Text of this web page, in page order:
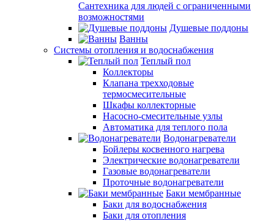
Сантехника для людей с ограниченными
возможностями
Душевые поддоны
Ванны
Системы отопления и водоснабжения
Теплый пол
Коллекторы
Клапана трехходовые
термосмесительные
Шкафы коллекторные
Насосно-смесительные узлы
Автоматика для теплого пола
Водонагреватели
Бойлеры косвенного нагрева
Электрические водонагреватели
Газовые водонагреватели
Проточные водонагреватели
Баки мембранные
Баки для водоснабжения
Баки для отопления